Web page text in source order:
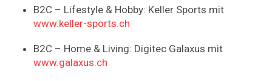
B2C – Lifestyle & Hobby: Keller Sports mit
www.keller-sports.ch
B2C – Home & Living: Digitec Galaxus mit
www.galaxus.ch